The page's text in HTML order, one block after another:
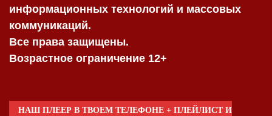
информационных технологий и массовых
коммуникаций.
Все права защищены.
Возрастное ограничение 12+
НАШ ПЛЕЕР В ТВОЕМ ТЕЛЕФОНЕ + ПЛЕЙЛИСТ И